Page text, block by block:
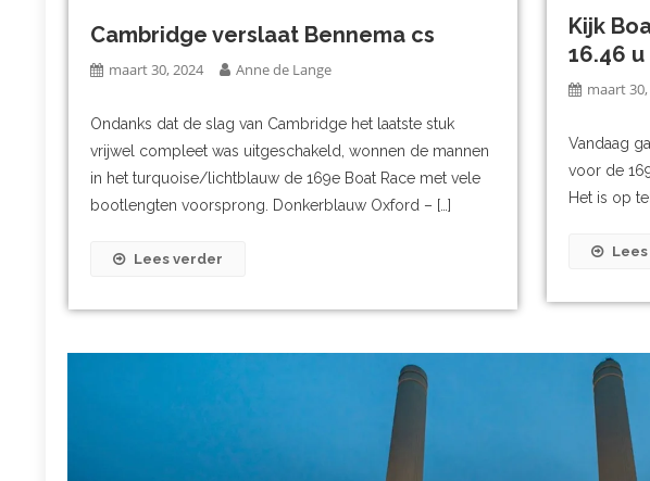
Cambridge verslaat Bennema cs
maart 30, 2024 Anne de Lange
Ondanks dat de slag van Cambridge het laatste stuk
vrijwel compleet was uitgeschakeld, wonnen de mannen
in het turquoise/lichtblauw de 169e Boat Race met vele
bootlengten voorsprong. Donkerblauw Oxford – […]
Lees verder
Kijk
16.46
maart
Vandaag
voor de
Het is op